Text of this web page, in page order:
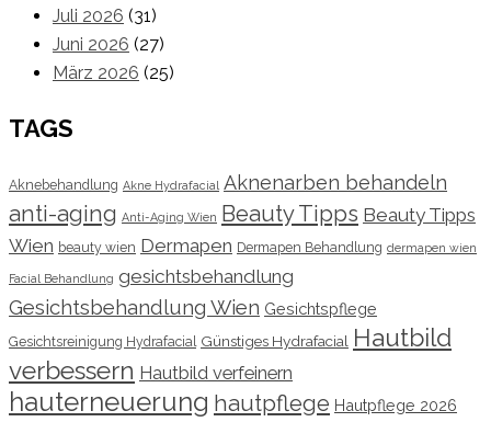
Juli 2026 (31)
Juni 2026 (27)
März 2026 (25)
TAGS
Aknebehandlung Akne Hydrafacial Aknenarben behandeln
anti-aging Anti-Aging Wien Beauty Tipps Beauty Tipps
Wien beauty wien Dermapen Dermapen Behandlung dermapen wien
Facial Behandlung gesichtsbehandlung
Gesichtsbehandlung Wien Gesichtspflege
Gesichtsreinigung Hydrafacial Günstiges Hydrafacial Hautbild
verbessern Hautbild verfeinern
hauterneuerung hautpflege Hautpflege 2026